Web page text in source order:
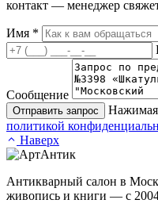
контакт — менеджер
Имя *
Сообщение
Отправить запрос
Нажимая
политикой
Наверх
Антикварный салон в
живопись и книги — с